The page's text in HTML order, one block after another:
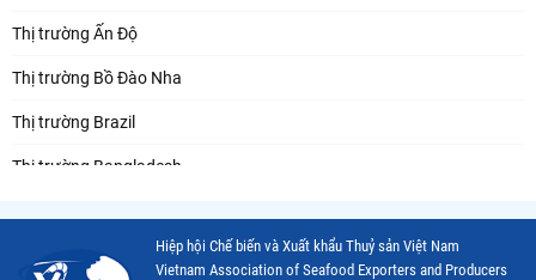
Thị trường Ấn Độ
Thị trường Bồ Đào Nha
Thị trường Brazil
Thị trường Bangladesh
Thị trường Canada
Hiệp hội Chế biến và Xuất khẩu Thuỷ sản Việt Nam
Vietnam Association of Seafood Exporters and Producers